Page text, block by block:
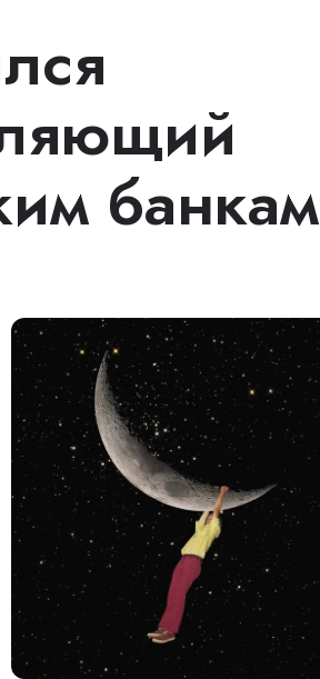
банкам